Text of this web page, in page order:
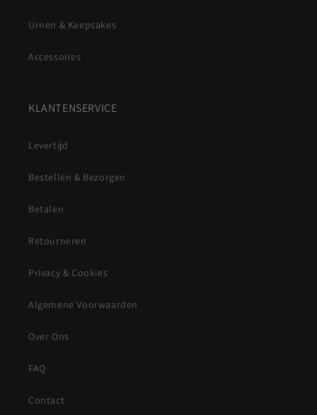
Urnen & Keepsakes
Accessoires
KLANTENSERVICE
Levertijd
Bestellen & Bezorgen
Betalen
Retourneren
Privacy & Cookies
Algemene Voorwaarden
Over Ons
FAQ
Contact